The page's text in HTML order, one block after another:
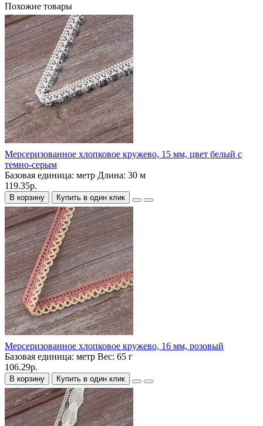
Похожие товары
Мерсеризованное хлопковое кружево, 15 мм, цвет белый с
темно-серым
Базовая единица: метр Длина: 30 м
119.35р.
В корзину Купить в один клик
Мерсеризованное хлопковое кружево, 16 мм, розовый
Базовая единица: метр Вес: 65 г
106.29р.
В корзину Купить в один клик